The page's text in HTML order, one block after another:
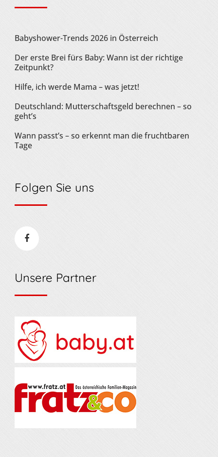
Babyshower-Trends 2026 in Österreich
Der erste Brei fürs Baby: Wann ist der richtige
Zeitpunkt?
Hilfe, ich werde Mama – was jetzt!
Deutschland: Mutterschaftsgeld berechnen – so
geht’s
Wann passt’s – so erkennt man die fruchtbaren
Tage
Folgen Sie uns
Unsere Partner